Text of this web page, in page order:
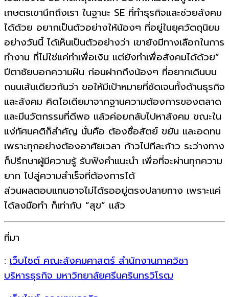
เกษตรเขานึกถึงเรา ในฐานะ SE ที่ทำธุรกิจและช่วยสังคม
ได้ด้วย อยากเป็นตัวอย่างให้น้องๆ ที่อยู่ในยุควัตถุนิยม
อย่างวันนี้ ได้เห็นเป็นตัวอย่างว่า เขายังมีทางเลือกในการ
ทำงาน ที่ไม่ใช่แค่ทำเพื่อเงิน แต่ยังทำเพื่อสังคมได้ด้วย”
ปีตาชัยบอกความฝัน ก่อนฝากถึงน้องๆ ที่อยากเดินบน
ถนนเส้นเดียวกันว่า ขอให้มีเป้าหมายที่ชัดเจนทั้งด้านธุรกิจ
และสังคม คิดไอเดียมาจากฐานความต้องการของตลาด
และมีนวัตกรรมที่ดีพอ แล้วค่อยกลับไปหาสังคม ขณะใน
แง่ทัศนคติก็สำคัญ นั่นคือ ต้องซื่อสัตย์ ขยัน และอดทน
เพราะทุกอย่างต้องอาศัยเวลา ก้าวไปทีละก้าว ระว่างทาง
ก็ปรึกษาผู้มีความรู้ รับฟังคำแนะนำ เพื่อที่จะผ่านทุกความ
ยาก ไปสู่ความสำเร็จที่ต้องการได้
ส่วนผลตอบแทนอาจไม่ได้รออยู่ตรงปลายทาง เพราะแค่
ได้ลงมือทำ ก็เท่ากับ “สุข” แล้ว
ที่มา
: เว็บไซต์ คณะสังคมศาสตร์ สำนักงานภาควิชา
บริหารธุรกิจ มหาวิทยาลัยศรีนครินทรวิโรฒ